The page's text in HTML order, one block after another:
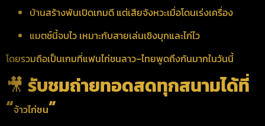
บ้านสร้างพันเปิดเกมดี แต่เสียจังหวะเมื่อโดนเร่งเครื่อง
แมตช์นี้จบไว เหมาะกับสายเล่นเชิงบุกและไก่ไว
โดยรวมถือเป็นเกมที่แฟนไก่ชนลาว–ไทยพูดถึงกันมากในวันนี้
🎥 รับชมถ่ายทอดสดทุกสนามได้ที่
“จ้าวไก่ชน”